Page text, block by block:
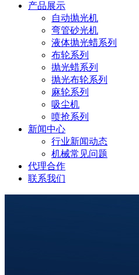
产品展示
自动抛光机
弯管砂光机
液体抛光蜡系列
布轮系列
抛光蜡系列
抛光布轮系列
麻轮系列
吸尘机
喷抢系列
新闻中心
行业新闻动态
机械常见问题
代理合作
联系我们